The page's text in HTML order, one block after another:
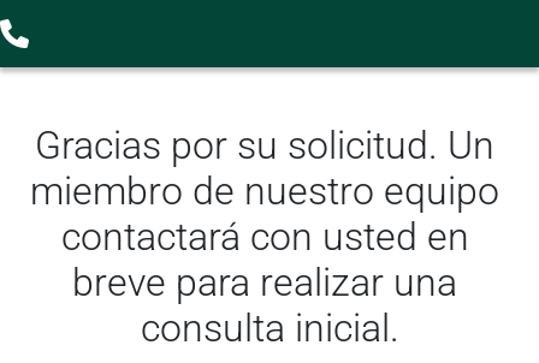
Gracias por su solicitud. Un
miembro de nuestro equipo
contactará con usted en
breve para realizar una
consulta inicial.